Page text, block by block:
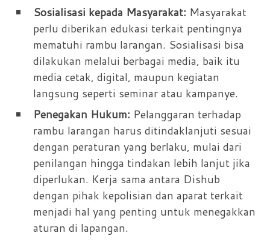
Sosialisasi kepada Masyarakat: Masyarakat
perlu diberikan edukasi terkait pentingnya
mematuhi rambu larangan. Sosialisasi bisa
dilakukan melalui berbagai media, baik itu
media cetak, digital, maupun kegiatan
langsung seperti seminar atau kampanye.
Penegakan Hukum: Pelanggaran terhadap
rambu larangan harus ditindaklanjuti sesuai
dengan peraturan yang berlaku, mulai dari
penilangan hingga tindakan lebih lanjut jika
diperlukan. Kerja sama antara Dishub
dengan pihak kepolisian dan aparat terkait
menjadi hal yang penting untuk menegakkan
aturan di lapangan.